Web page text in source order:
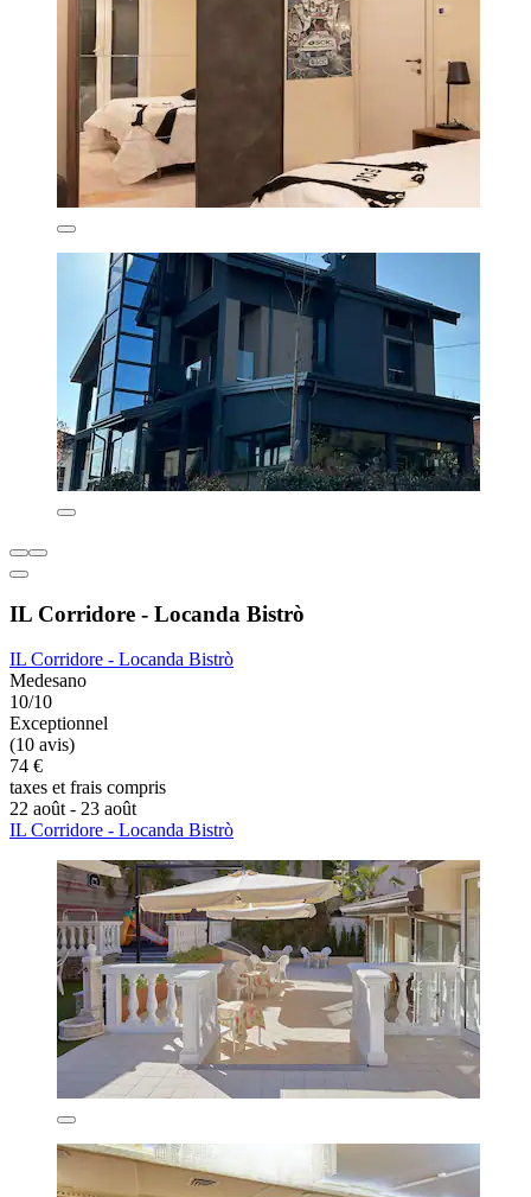
IL Corridore - Locanda Bistrò
IL Corridore - Locanda Bistrò
Medesano
10/10
Exceptionnel
(10 avis)
74 €
taxes et frais compris
22 août - 23 août
IL Corridore - Locanda Bistrò